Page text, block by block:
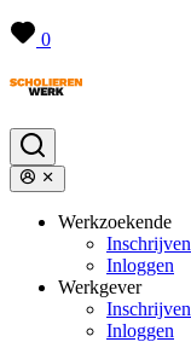
0
Werkzoekende
Inschrijven
Inloggen
Werkgever
Inschrijven
Inloggen